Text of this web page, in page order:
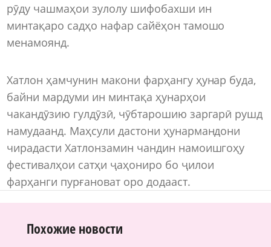
рӯду чашмаҳои зулолу шифобахши ин
минтақаро садҳо нафар сайёҳон тамошо
менамоянд.
Хатлон ҳамчунин макони фарҳангу ҳунар буда,
байни мардуми ин минтақа ҳунарҳои
чакандӯзию гулдӯзӣ, чӯбтарошию заргарӣ рушд
намудаанд. Маҳсули дастони ҳунармандони
чирадасти Хатлонзамин чандин намоишгоҳу
фестивалҳои сатҳи ҷаҳониро бо ҷилои
фарҳанги пурғановат оро додааст.
Похожие новости